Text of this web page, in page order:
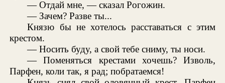
— Отдай мне, — сказал Рогожин.
— Зачем? Разве ты...
Князю бы не хотелось расставаться с этим
крестом.
— Носить буду, а свой тебе сниму, ты носи.
— Поменяться крестами хочешь? Изволь,
Парфен, коли так, я рад; побратаемся!